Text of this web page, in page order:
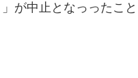
が中止となっったこと